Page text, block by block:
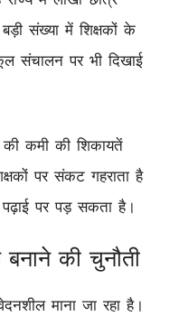
संख्या में शिक्षकों के
संचालन पर भी दिखाई
की कमी की शिकायतें
पर संकट गहराता है
पढ़ाई पर पड़ सकता है।
की चुनौती
माना जा रहा है।